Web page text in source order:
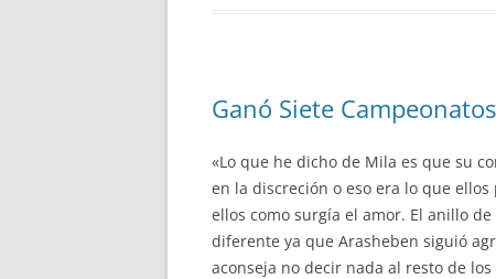
Ganó Siete
«Lo que he dicho de Mila es que su
en la discreción o eso era lo que
ellos como surgía el amor. El anillo
diferente ya que Arasheben siguió
aconseja no decir nada al resto de